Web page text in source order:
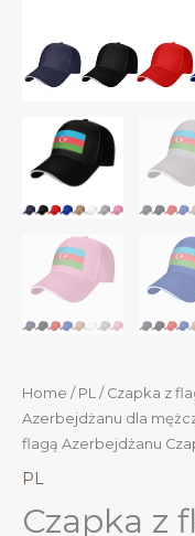
Home / PL / Czapka z
Azerbejdżanu dla
flagą Azerbejdżanu
PL
Czapka z